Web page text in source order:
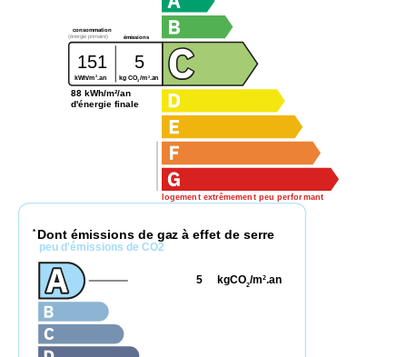
logement extrêmement peu performant
consommation
émissions
(énergie primaire)
151 5
kWh/m 2 .an kg CO2/m2.an
88 kWh/m²/an
d'énergie finale
* Dont émissions de gaz à effet de serre
peu d'émissions de CO2
kgCO2/m2.an
5